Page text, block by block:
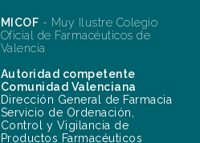
MICOF - Muy Ilustre Colegio
Oficial de Farmacéuticos de
Valencia
Autoridad competente
Comunidad Valenciana
Dirección General de Farmacia
Servicio de Ordenación,
Control y Vigilancia de
Productos Farmacéuticos